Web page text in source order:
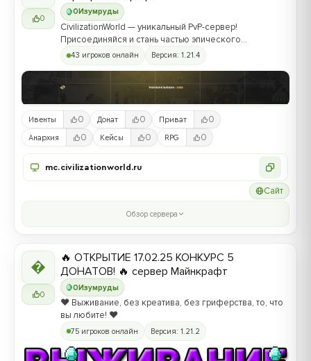
0
0 Изумруды
CivilizationWorld — уникальный PvP-сервер!
Присоединяйся и стань частью эпического
противостояния между Альвами и Йотунами!
43 игроков онлайн Версия: 1.21.4
Ивенты 0 Донат 0 Приват 0
Анархия 0 Кейсы 0 RPG 0
mc.civilizationworld.ru
Сайт
Обзор сервера

0
0Изумруды
🔥 ОТКРЫТИЕ 17.02.25 КОНКУРС 5
ДОНАТОВ! 🔥 сервер Майнкрафт
❤️ Выживание, без креатива, без гриферства, то, что
вы любите! ❤️
75 игроков онлайн Версия: 1.21.2